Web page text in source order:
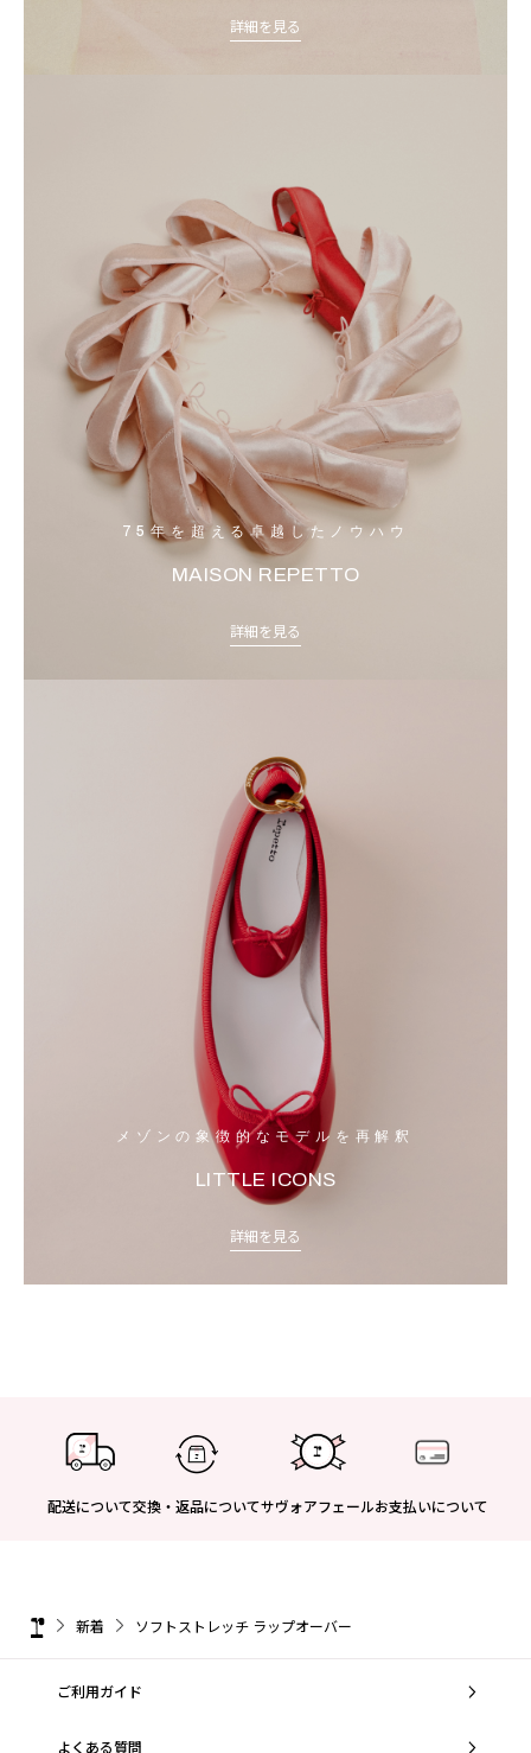
詳細を見る
75年を超える卓越したノウハウ
MAISON REPETTO
詳細を見る
メゾンの象徴的なモデルを再解釈
LITTLE ICONS
詳細を見る
配送について交換・返品についてサヴォアフェールお支払いについて
新着 ソフトストレッチ ラップオーバー
ご利用ガイド
よくある質問